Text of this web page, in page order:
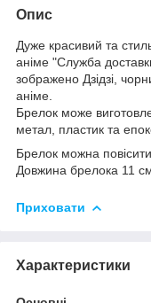
Опис
Дуже красивий та
аніме "Служба
зображено Дзідзі,
аніме.
Брелок може
метал, пластик та
Брелок можна
Довжина брелока 11
Приховати
Характеристики